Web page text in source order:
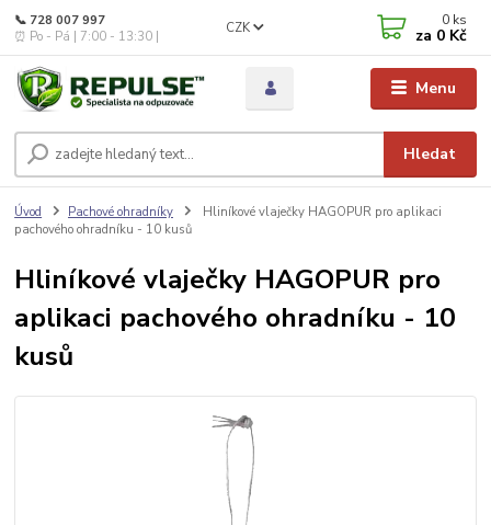
Menu
CZK
Hledat
📞 728 007 997
⏰ Po - Pá | 7:00 - 13:30 |
0 ks
za 0 Kč
Úvod Pachové ohradníky
Hliníkové vlaječky HAGOPUR pro aplikaci
pachového ohradníku - 10 kusů
Hliníkové vlaječky HAGOPUR pro
aplikaci pachového ohradníku - 10
kusů